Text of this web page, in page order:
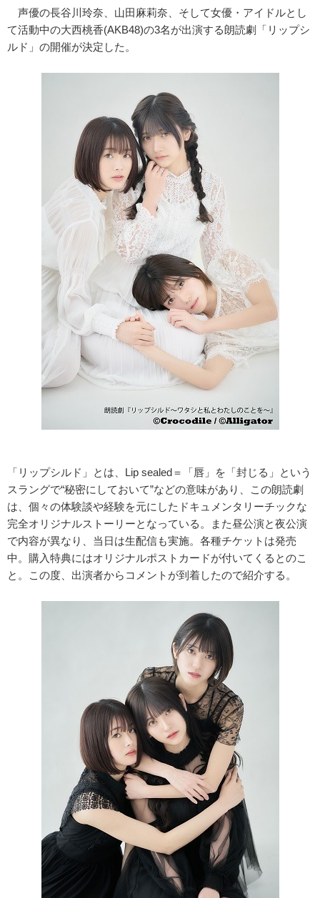
声優の長谷川玲奈、山田麻莉奈、そして女優・アイドルとし
て活動中の大西桃香(AKB48)の3名が出演する朗読劇「リップシ
ルド」の開催が決定した。
「リップシルド」とは、Lip sealed＝「唇」を「封じる」という
スラングで“秘密にしておいて”などの意味があり、この朗読劇
は、個々の体験談や経験を元にしたドキュメンタリーチックな
完全オリジナルストーリーとなっている。また昼公演と夜公演
で内容が異なり、当日は生配信も実施。各種チケットは発売
中。購入特典にはオリジナルポストカードが付いてくるとのこ
と。この度、出演者からコメントが到着したので紹介する。